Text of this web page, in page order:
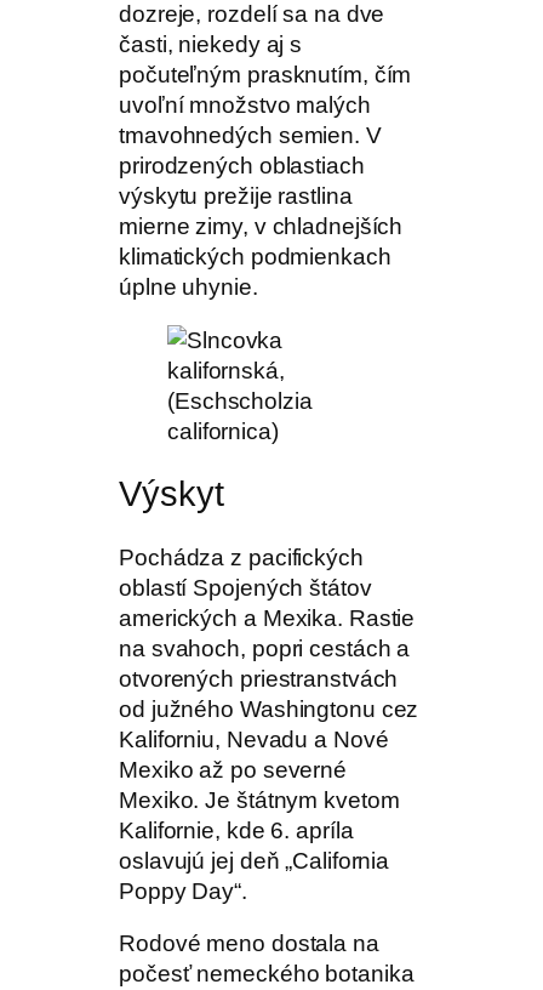
dozreje, rozdelí sa na dve
časti, niekedy aj s
počuteľným prasknutím, čím
uvoľní množstvo malých
tmavohnedých semien. V
prirodzených oblastiach
výskytu prežije rastlina
mierne zimy, v chladnejších
klimatických podmienkach
úplne uhynie.
Výskyt
Pochádza z pacifických
oblastí Spojených štátov
amerických a Mexika. Rastie
na svahoch, popri cestách a
otvorených priestranstvách
od južného Washingtonu cez
Kaliforniu, Nevadu a Nové
Mexiko až po severné
Mexiko. Je štátnym kvetom
Kalifornie, kde 6. apríla
oslavujú jej deň „California
Poppy Day“.
Rodové meno dostala na
počesť nemeckého botanika